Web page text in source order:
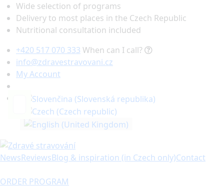
Wide selection of programs
Delivery to most places in the Czech Republic
Nutritional consultation included
+420 517 070 333 When can I call?
info@zdravestravovani.cz
My Account
Search
NewsReviewsBlog & inspiration (in Czech only)Contact
ORDER PROGRAM